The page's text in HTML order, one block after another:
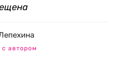
с автором